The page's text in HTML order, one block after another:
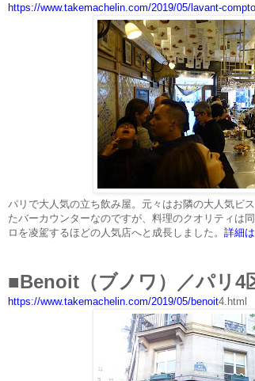
https://www.takemachelin.com/2019/05/lavant-
パリで大人気の立ち飲み屋。元々はお隣の大人気ビ
たバーカウンターなのですが、料理のクオリティは
ロを凌駕するほどの人気店へと成長しました。 詳細
■Benoit（ブノワ）／パリ4
https://www.takemachelin.com/2019/05/benoit4.html